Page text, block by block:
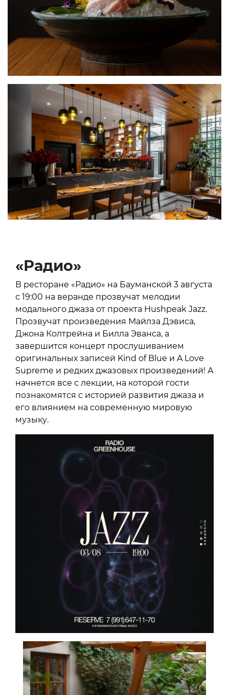
«Радио»
В ресторане «Радио» на Бауманской 3 августа
с 19:00 на веранде прозвучат мелодии
модального джаза от проекта Hushpeak Jazz.
Прозвучат произведения Майлза Дэвиса,
Джона Колтрейна и Билла Эванса, а
завершится концерт прослушиванием
оригинальных записей Kind of Blue и A Love
Supreme и редких джазовых произведений! А
начнется все с лекции, на которой гости
познакомятся с историей развития джаза и
его влиянием на современную мировую
музыку.